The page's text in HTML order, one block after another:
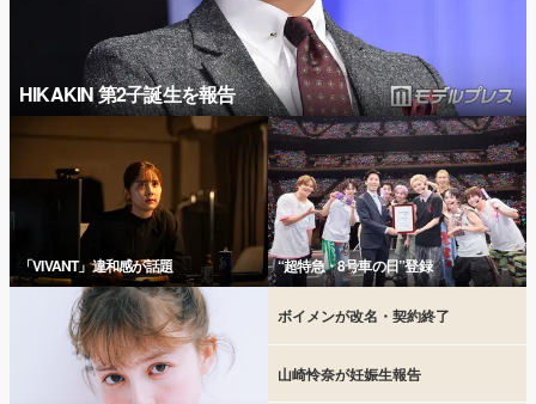
HIKAKIN 第2子誕生を報告
「VIVANT」違和感が話題 “超特急・8号車の日”登録
ボイメンが改名・契約終了
山崎怜奈が妊娠生報告